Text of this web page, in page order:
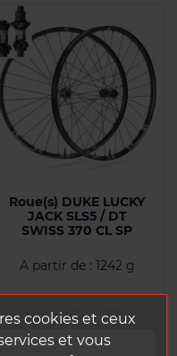
Roue(s) DUKE LUCKY
JACK SLS5 / DT
SWISS 370 CL SP
A partir de : 1242 g
Prix
1 445,60 € TTC
cookies et ceux
et vous